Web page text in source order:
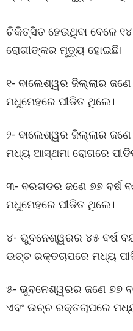
ଚିକିତ୍ସିତ ହେଉଥିବା ବେଳେ
ରୋଗୀଙ୍କର ମୃତ୍ୟୁ ହୋଇଛି।
୧- ବାଲେଶ୍ୱର ଜିଲ୍ଲାର
ମଧୁମେହରେ ପୀଡିତ ଥିଲେ।
୨- ବାଲେଶ୍ୱର ଜିଲ୍ଲାର ଜଣେ
ମଧ୍ୟ ଆସ୍ଥମା ରୋଗରେ
୩- ବରଗଡର ଜଣେ ୭୭ ବର୍ଷ
ମଧୁମେହରେ ପୀଡିତ ଥିଲେ।
୪- ଭୁବନେଶ୍ୱରର ୪୫ ବର୍ଷ
ଉଚ୍ଚ ରକ୍ତଚାପରେ ମଧ୍ୟ
୫- ଭୁବନେଶ୍ୱରର ଜଣେ ୭୭
ଏବଂ ଉଚ୍ଚ ରକ୍ତଚାପରେ